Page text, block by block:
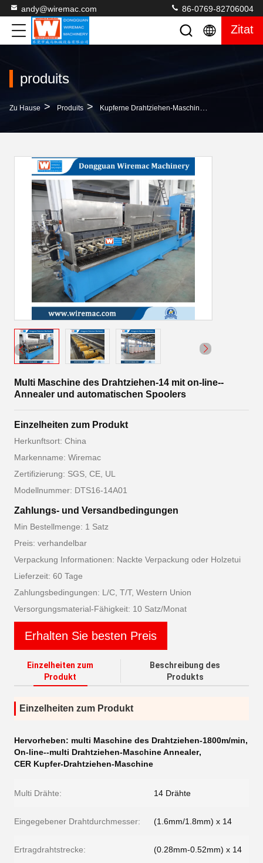
andy@wiremac.com 86-0769-82706004
Zitat
produits
Zu Hause > Produits > Kupferne Drahtziehen-Maschine
Multi Maschine des Drahtziehen-14 mit on-line--
Annealer und automatischen Spoolers
Einzelheiten zum Produkt
Herkunftsort: China
Markenname: Wiremac
Zertifizierung: SGS, CE, UL
Modellnummer: DTS16-14A01
Zahlungs- und Versandbedingungen
Min Bestellmenge: 1 Satz
Preis: verhandelbar
Verpackung Informationen: Nackte Verpackung oder Holzetui
Lieferzeit: 60 Tage
Zahlungsbedingungen: L/C, T/T, Western Union
Versorgungsmaterial-Fähigkeit: 10 Satz/Monat
Erhalten Sie besten Preis
Einzelheiten zum
Produkt
Beschreibung des
Produkts
Einzelheiten zum Produkt
Hervorheben: multi Maschine des Drahtziehen-1800m/min,
On-line--multi Drahtziehen-Maschine Annealer,
CER Kupfer-Drahtziehen-Maschine
Multi Drähte: 14 Drähte
Eingegebener Drahtdurchmesser: (1.6mm/1.8mm) x 14
Ertragdrahtstrecke: (0.28mm-0.52mm) x 14